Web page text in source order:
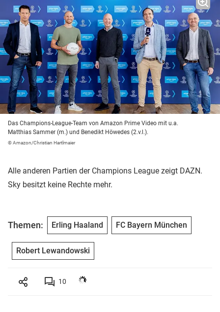
Das Champions-League-Team von Amazon Prime Video mit u.a.
Matthias Sammer (m.) und Benedikt Höwedes (2.v.l.).
© Amazon/Christian Hartlmaier
Alle anderen Partien der Champions League zeigt DAZN.
Sky besitzt keine Rechte mehr.
Themen: Erling Haaland FC Bayern München
Robert Lewandowski
10